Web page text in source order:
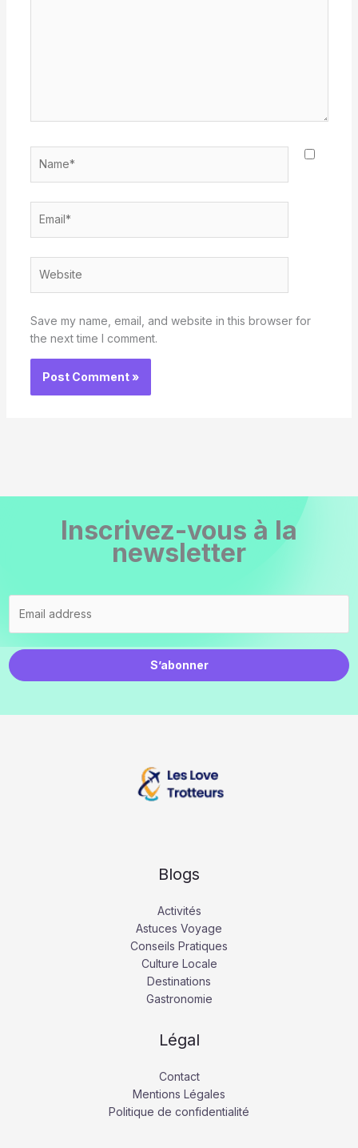
Save my name, email, and website in this browser for
the next time I comment.
Inscrivez-vous à la
newsletter
S’abonner
Blogs
Activités
Astuces Voyage
Conseils Pratiques
Culture Locale
Destinations
Gastronomie
Légal
Contact
Mentions Légales
Politique de confidentialité